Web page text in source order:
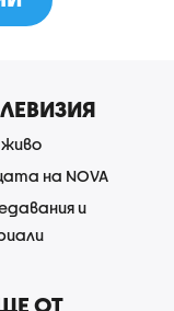
на NOVA
и
ОТ